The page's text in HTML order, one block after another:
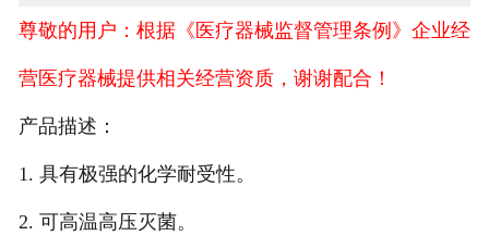
尊敬的用户：根据《医疗器械监督管理条例》企业经
营医疗器械提供相关经营资质，谢谢配合！
产品描述：
1. 具有极强的化学耐受性。
2. 可高温高压灭菌。